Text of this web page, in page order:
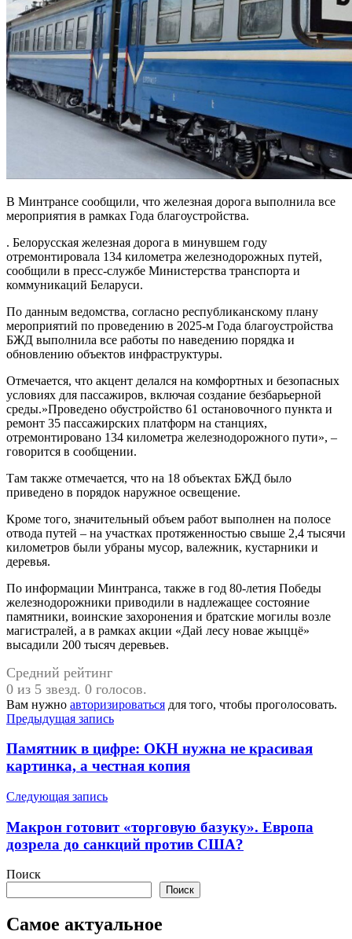
В Минтрансе сообщили, что железная дорога выполнила все
мероприятия в рамках Года благоустройства.
. Белорусская железная дорога в минувшем году
отремонтировала 134 километра железнодорожных путей,
сообщили в пресс-службе Министерства транспорта и
коммуникаций Беларуси.
По данным ведомства, согласно республиканскому плану
мероприятий по проведению в 2025-м Года благоустройства
БЖД выполнила все работы по наведению порядка и
обновлению объектов инфраструктуры.
Отмечается, что акцент делался на комфортных и безопасных
условиях для пассажиров, включая создание безбарьерной
среды.»Проведено обустройство 61 остановочного пункта и
ремонт 35 пассажирских платформ на станциях,
отремонтировано 134 километра железнодорожного пути», –
говорится в сообщении.
Там также отмечается, что на 18 объектах БЖД было
приведено в порядок наружное освещение.
Кроме того, значительный объем работ выполнен на полосе
отвода путей – на участках протяженностью свыше 2,4 тысячи
километров были убраны мусор, валежник, кустарники и
деревья.
По информации Минтранса, также в год 80-летия Победы
железнодорожники приводили в надлежащее состояние
памятники, воинские захоронения и братские могилы возле
магистралей, а в рамках акции «Дай лесу новае жыццё»
высадили 200 тысяч деревьев.
Средний рейтинг
0 из 5 звезд. 0 голосов.
Вам нужно авторизироваться для того, чтобы проголосовать.
Навигация
по
записям
Предыдущая запись
Памятник в цифре: ОКН нужна не красивая
картинка, а честная копия
Следующая запись
Макрон готовит «торговую базуку». Европа
дозрела до санкций против США?
Поиск
Поиск
Самое актуальное